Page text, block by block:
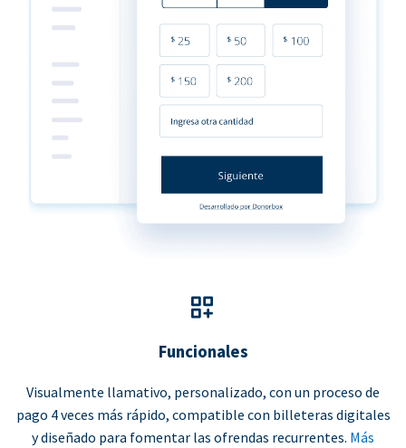
Funcionales
Visualmente llamativo, personalizado, con un proceso de
pago 4 veces más rápido, compatible con billeteras digitales
y diseñado para fomentar las ofrendas recurrentes. Más